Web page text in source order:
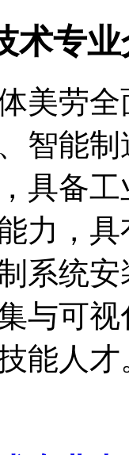
术专
美劳
智能
具备
力，
系统
与可
能人才